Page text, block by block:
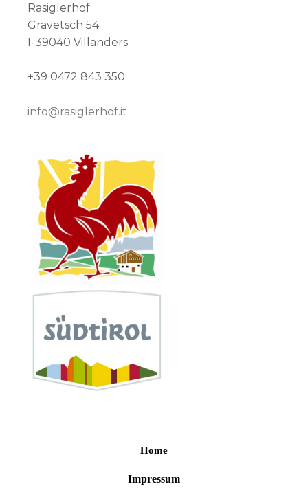
Rasiglerhof
Gravetsch 54
I-39040 Villanders
+39 0472 843 350
info@rasiglerhof.it
Home
Impressum